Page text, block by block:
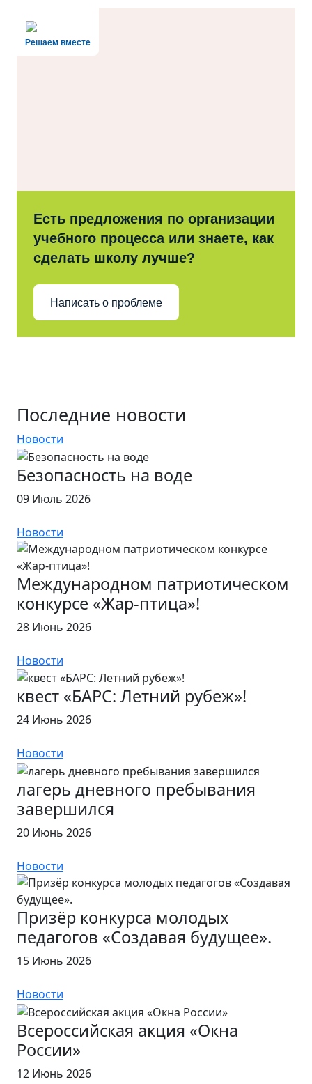
Решаем вместе
Есть предложения по организации
учебного процесса или знаете, как
сделать школу лучше?
Написать о проблеме
Последние новости
Новости
Безопасность на воде
09 Июль 2026
Новости
Международном патриотическом
конкурсе «Жар‑птица»!
28 Июнь 2026
Новости
квест «БАРС: Летний рубеж»!
24 Июнь 2026
Новости
лагерь дневного пребывания
завершился
20 Июнь 2026
Новости
Призёр конкурса молодых
педагогов «Создавая будущее».
15 Июнь 2026
Новости
Всероссийская акция «Окна
России»
12 Июнь 2026